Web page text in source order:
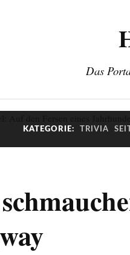
Das
KATEGORIE: TRIVIA